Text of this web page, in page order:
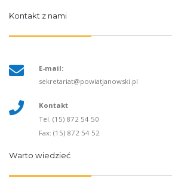
Kontakt z nami
E-mail:
sekretariat@powiatjanowski.pl
Kontakt
Tel. (15) 872 54 50
Fax: (15) 872 54 52
Warto wiedzieć